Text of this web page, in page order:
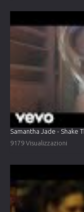
Samantha Jade - Shake
9179 Visualizzazioni